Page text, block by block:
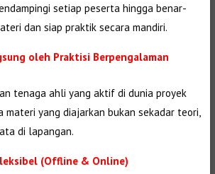
setiap peserta hingga benar-
dan siap praktik secara mandiri.
oleh Praktisi Berpengalaman
tenaga ahli yang aktif di dunia proyek
materi yang diajarkan bukan sekadar teori,
di lapangan.
(Offline & Online)